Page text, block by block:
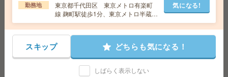
《単発1日OK！日払い可》＊DMのモクモクシール貼り
[派遣]
時給1,500円～1,875円
交通費 ■ 交通費規定内支給 ※派遣先による
【千葉市中央区】千葉駅・京成千葉駅・蘇我
駅・千葉中央駅・千葉みなと駅など勤務地多数！
勤務地
東京都千代田区 東京メトロ有楽町
線 麹町駅徒歩1分、東京メトロ半蔵門
線 半蔵門駅徒歩5分
気になる!
スキップ どちらも気になる！
しばらく表示しない